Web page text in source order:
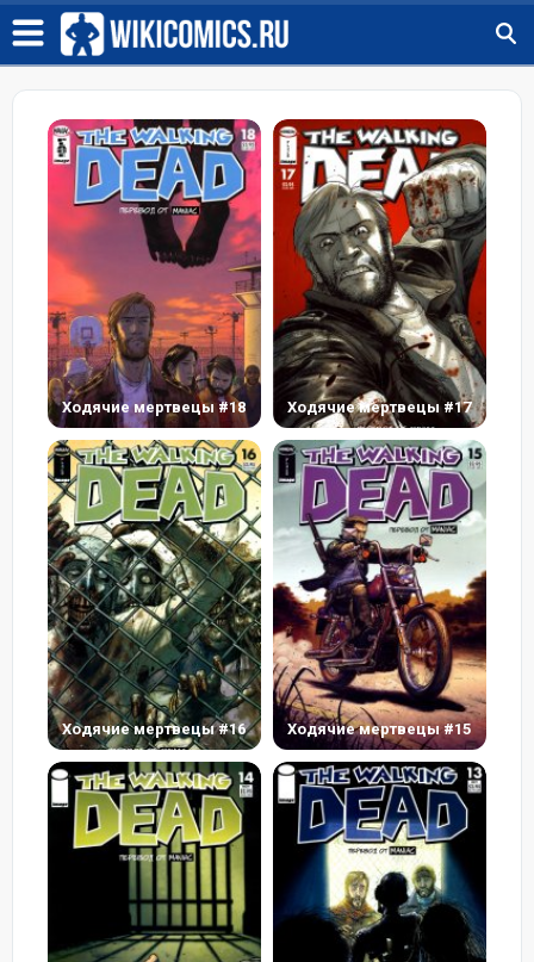
Ходячие мертвецы #18 Ходячие мертвецы #17
Ходячие мертвецы #16 Ходячие мертвецы #15